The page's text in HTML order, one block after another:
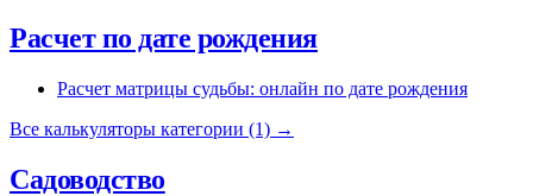
Расчет по дате рождения
Расчет матрицы судьбы: онлайн по дате рождения
Все калькуляторы категории (1) →
Садоводство